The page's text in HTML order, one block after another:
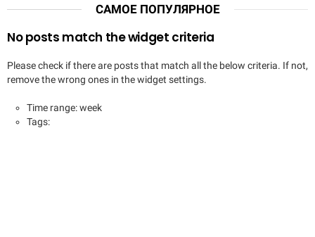
САМОЕ ПОПУЛЯРНОЕ
No posts match the widget criteria
Please check if there are posts that match all the below criteria. If not,
remove the wrong ones in the widget settings.
Time range: week
Tags: